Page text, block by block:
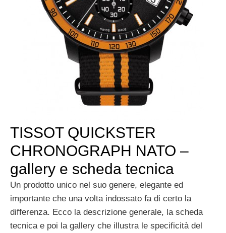
TISSOT QUICKSTER
CHRONOGRAPH NATO –
gallery e scheda tecnica
Un prodotto unico nel suo genere, elegante ed
importante che una volta indossato fa di certo la
differenza. Ecco la descrizione generale, la scheda
tecnica e poi la gallery che illustra le specificità del